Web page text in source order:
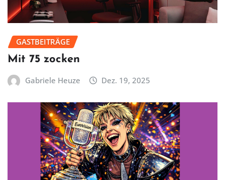
GASTBEITRÄGE
Mit 75 zocken
Gabriele Heuze Dez. 19, 2025